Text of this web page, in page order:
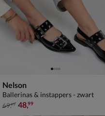
Nelson
Ballerinas & instappers - zwart
van € 69,99 voor € 48,99
69,99 48,99